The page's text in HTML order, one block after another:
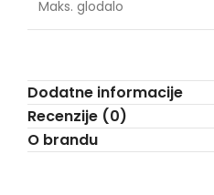
Maks. glodalo
Dodatne informacije
Recenzije (0)
O brandu